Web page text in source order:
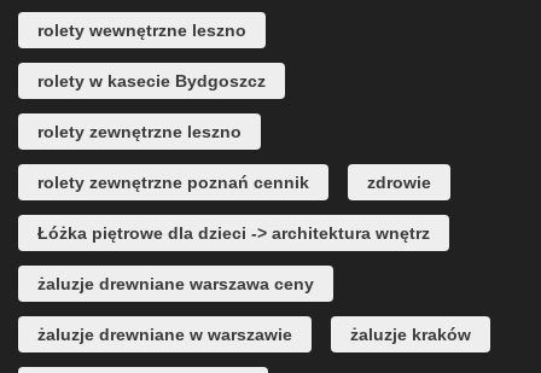
rolety wewnętrzne leszno
rolety w kasecie Bydgoszcz
rolety zewnętrzne leszno
rolety zewnętrzne poznań cennik zdrowie
Łóżka piętrowe dla dzieci -> architektura wnętrz
żaluzje drewniane warszawa ceny
żaluzje drewniane w warszawie żaluzje kraków